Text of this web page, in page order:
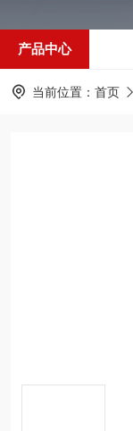
产品中心
当前位置： 首页